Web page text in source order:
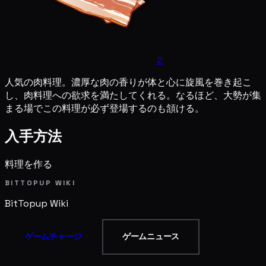
2
人気の肉料理。濃厚な肉の香りが体と心に旋風を巻き起こ
し、肉料理への欲求を満たしてくれる。なるほど、大勢が集
まる場でこの料理が必ず登場するのも頷ける。
入手方法
料理を作る
BITTOPUP WIKI
BitTopup Wiki
ゲームチャージ ゲームニュース